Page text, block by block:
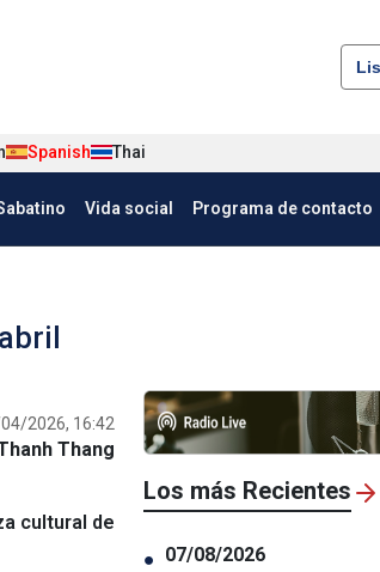
Spanish Thai
Vida social Programa de contacto
04/2026, 16:42
Thang
cultural de
Los más Recientes
● 07/08/2026